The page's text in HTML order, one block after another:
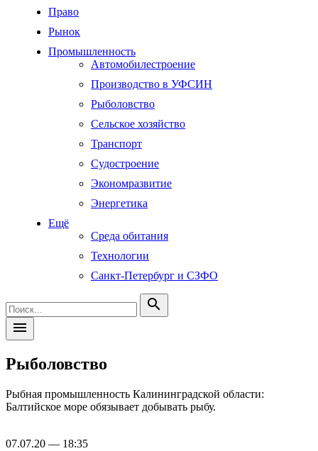
Право
Рынок
Промышленность
Автомобилестроение
Производство в УФСИН
Рыболовство
Сельское хозяйство
Транспорт
Судостроение
Экономразвитие
Энергетика
Ещё
Среда обитания
Технологии
Санкт-Петербург и СЗФО
search
menu
Рыболовство
Рыбная промышленность Калининградской области:
Балтийское море обязывает добывать рыбу.
07.07.20 — 18:35